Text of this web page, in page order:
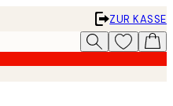
ZUR KASSE